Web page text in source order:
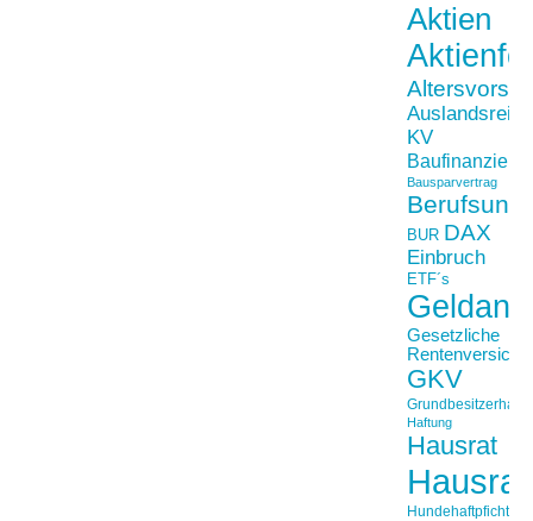
Aktien
Auslandsreise
KV
Bausparvertrag
BUR DAX
Einbruch
ETF´s
Gesetzliche
GKV
Haftung
Hausrat
Hundehaftpficht